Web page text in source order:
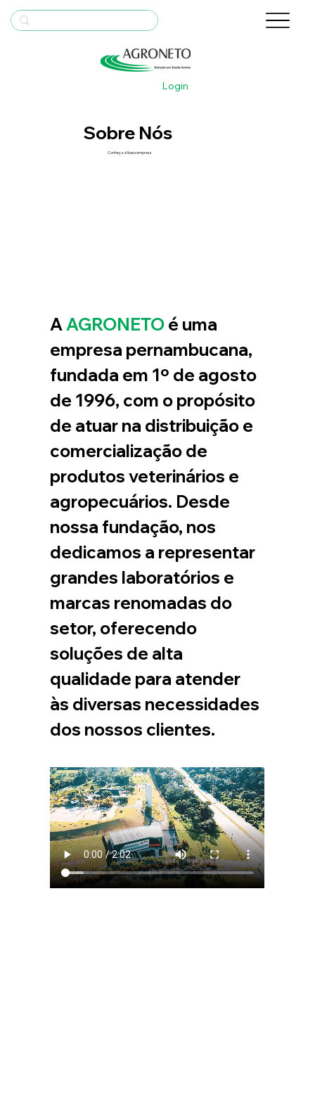
Login
Sobre Nós
Conheça a Nossa empresa
A AGRONETO é uma
empresa pernambucana,
fundada em 1º de agosto
de 1996, com o propósito
de atuar na distribuição e
comercialização de
produtos veterinários e
agropecuários. Desde
nossa fundação, nos
dedicamos a representar
grandes laboratórios e
marcas renomadas do
setor, oferecendo
soluções de alta
qualidade para atender
às diversas necessidades
dos nossos clientes.